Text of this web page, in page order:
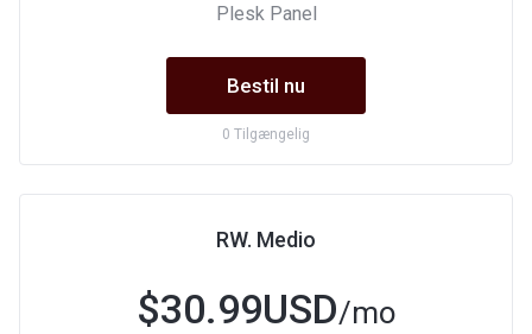
Plesk Panel
Bestil nu
0 Tilgængelig
RW. Medio
$30.99USD/mo